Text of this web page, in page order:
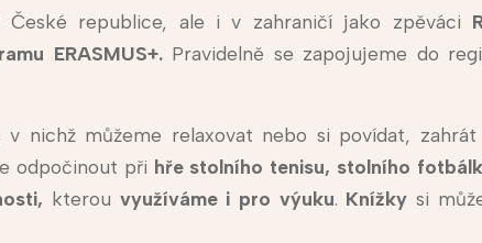
České republice, ale i v zahraničí jako zpěváci
ERASMUS+. Pravidelně se zapojujeme do
v nichž můžeme relaxovat nebo si povídat,
odpočinout při hře stolního tenisu, stolního
kterou využíváme i pro výuku. Knížky si